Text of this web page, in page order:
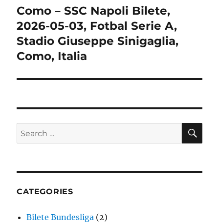
Next
post:
Como – SSC Napoli Bilete,
2026-05-03, Fotbal Serie A,
Stadio Giuseppe Sinigaglia,
Como, Italia
Search
for:
CATEGORIES
Bilete Bundesliga (2)